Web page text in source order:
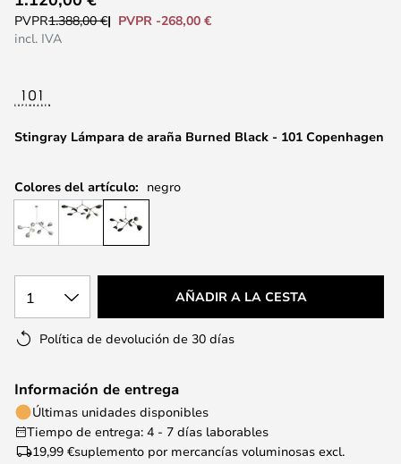
comienzo
galería
imágenes
Stingray Lámpara de araña Burned Black - 101 Copenhagen
PVPR1.388,00 €
PVPR -268,00 €
incl. IVA
Colores del artículo: negro
1 AÑADIR A LA CESTA
Política de devolución de 30 días
Información de entrega
Últimas unidades disponibles
Tiempo de entrega: 4 - 7 días laborables
19,99 €suplemento por mercancías voluminosas excl.